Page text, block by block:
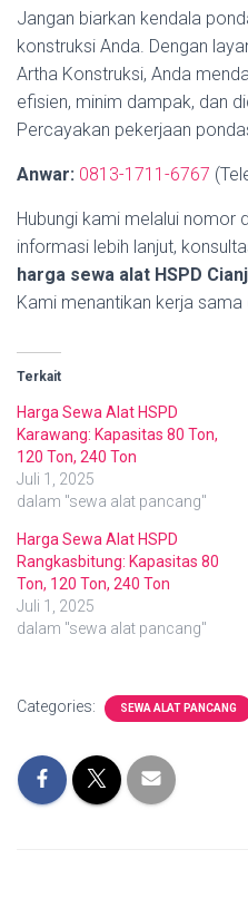
Jangan biarkan kendala
konstruksi Anda. Dengan
Artha Konstruksi, Anda
efisien, minim dampak, dan
Percayakan pekerjaan
Anwar: 0813-1711-6767
Hubungi kami melalui nomor
informasi lebih lanjut,
harga sewa alat HSPD
Kami menantikan kerja sama
Terkait
Harga Sewa Alat HSPD
Karawang: Kapasitas 80 Ton,
120 Ton, 240 Ton
Juli 1, 2025
dalam "sewa alat pancang"
Harga Sewa Alat HSPD
Rangkasbitung: Kapasitas 80
Ton, 120 Ton, 240 Ton
Juli 1, 2025
dalam "sewa alat pancang"
Categories: SEWA ALAT PANCANG